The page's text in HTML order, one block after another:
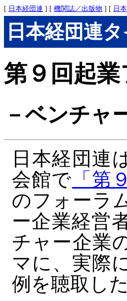
[ 日本経団連 ] [ 機関誌／出版物 ] [ 日
日本経団連
第９回起
－ベンチャ
日本経団連
会館で 「第
のフォーラ
ー企業経営
チャー企業
マに、実際
例を聴取した